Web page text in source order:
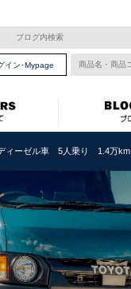
イン･Mypage
ーゼル車 5人乗り 1.4万km